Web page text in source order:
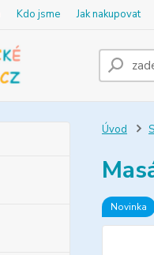
Kdo jsme Jak nakupovat
Úvod
Novinka